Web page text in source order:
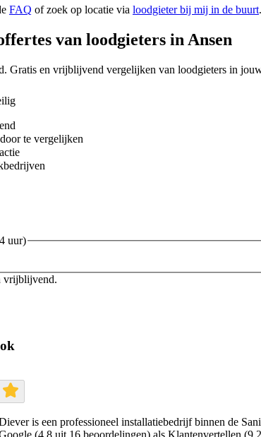
FAQ of zoek op locatie via loodgieter bij mij in de buurt.
van loodgieters in Ansen
Gratis en vrijblijvend vergelijken van loodgieters in
te vergelijken
uur)
vrijblijvend.
is een professioneel installatiebedrijf binnen de
(4,8 uit 16 beoordelingen) als Klantenvertellen